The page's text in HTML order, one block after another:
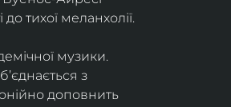
тихої меланхолії.
музики.
з
доповнить